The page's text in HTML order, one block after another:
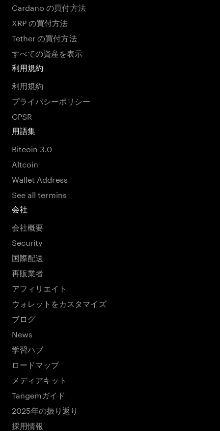
Cardano の買付方法
XRP の買付方法
Tether の買付方法
すべての資産を表示
利用規約
利用規約
プライバシーポリシー
GPSR
用語集
Bitcoin 3.0
Altcoin
Wallet Address
See all termins
会社
会社概要
Security
国際配送
再販業者
アフィリエイト
ウォレットをカスタマイズ
ブログ
News
学習ハブ
ロードマップ
メディアキット
Tangemガイド
2025年の振り返り
採用情報